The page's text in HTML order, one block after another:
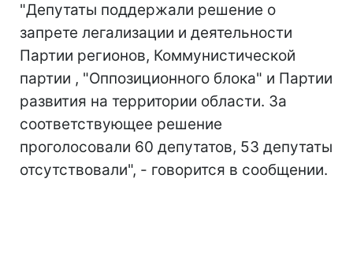
"Депутаты поддержали решение о
запрете легализации и деятельности
Партии регионов, Коммунистической
партии , "Оппозиционного блока" и Партии
развития на территории области. За
соответствующее решение
проголосовали 60 депутатов, 53 депутаты
отсутствовали", - говорится в сообщении.